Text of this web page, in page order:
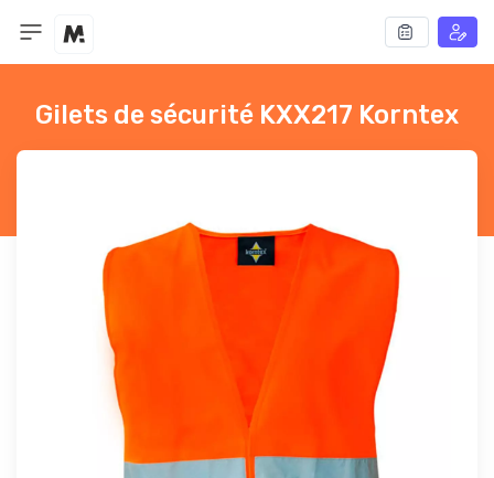
Gilets de sécurité KXX217 Korntex